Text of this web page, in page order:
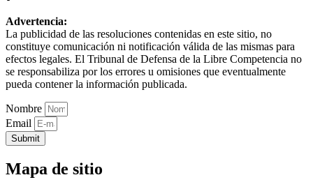
Advertencia:
La publicidad de las resoluciones contenidas en este sitio, no
constituye comunicación ni notificación válida de las mismas para
efectos legales. El Tribunal de Defensa de la Libre Competencia no
se responsabiliza por los errores u omisiones que eventualmente
pueda contener la información publicada.
Nombre
Email
Submit
Mapa de sitio